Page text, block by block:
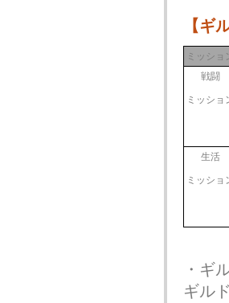
【ギ
ミッショ
戦闘
ミッショ
生活
ミッショ
・ギ
ギル